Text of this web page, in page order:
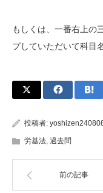
もしくは、一番右上の
プしていただいて科目
投稿者:
労基法, 過去問
前の記事